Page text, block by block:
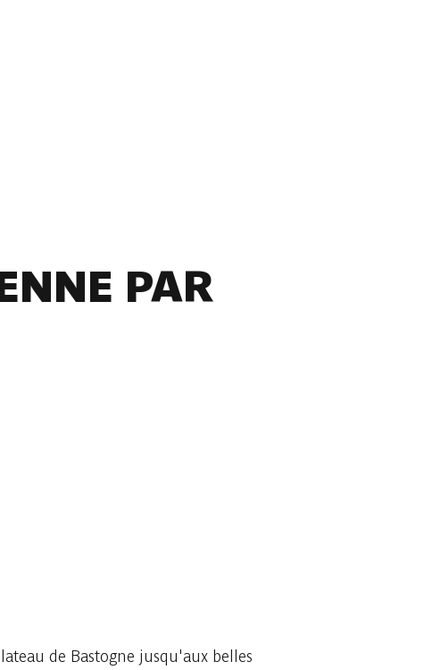
PAR
de Bastogne jusqu'aux belles